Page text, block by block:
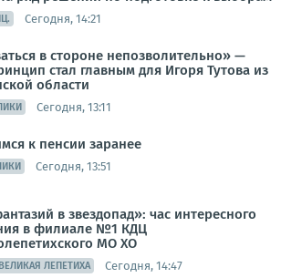
Сегодня, 14:21
в стороне непозволительно» —
стал главным для Игоря Тутова из
области
Сегодня, 13:11
к пенсии заранее
Сегодня, 13:51
в звездопад»: час интересного
в филиале №1 КДЦ
МО ХО
ВЕЛИКАЯ ЛЕПЕТИХА Сегодня, 14:47